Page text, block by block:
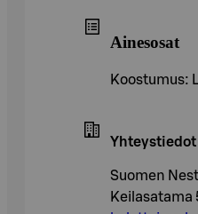
Ainesosat
Koostumus:
Yhteystiedot
Suomen
Keilasatama